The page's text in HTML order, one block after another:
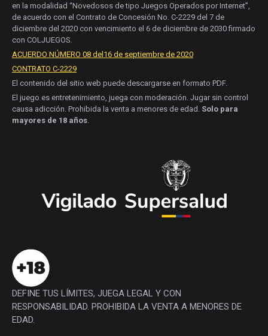
en la modalidad “Novedosos de tipo Juegos Operados por Internet”,
de acuerdo con el Contrato de Concesión No. C-2229 del 7 de
diciembre del 2020 con vencimiento el 6 de diciembre de 2030 firmado
con COLJUEGOS.
ACUERDO NÚMERO 08 del16 de septiembre de 2020
CONTRATO C-2229
El contenido del sitio web puede descargarse en formato PDF.
El juego es entretenimiento, juega con moderación. Jugar sin control
causa adicción. Prohibida la venta a menores de edad. Solo para
mayores de 18 años.
DEFINE TUS LÍMITES, JUEGA LEGAL Y CON
RESPONSABILIDAD. PROHIBIDA LA VENTA A MENORES DE
EDAD.